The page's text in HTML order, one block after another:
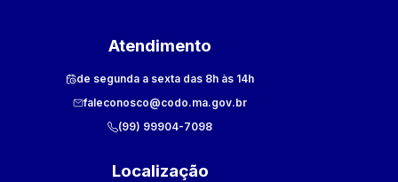
Atendimento
de segunda a sexta das 8h às 14h
faleconosco@codo.ma.gov.br
(99) 99904-7098
Localização